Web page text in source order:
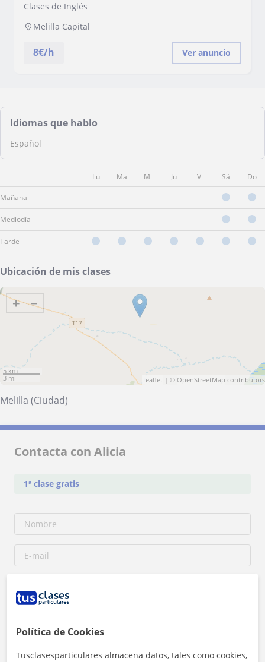
Clases de Inglés
Melilla Capital
8€/h Ver anuncio
Idiomas que hablo
Español
Lu Ma Mi Ju Vi Sá Do
Mañana
Mediodía
Tarde
Ubicación de mis clases
+ −
5 km
3 mi
Leaflet | © OpenStreetMap contributors
Melilla (Ciudad)
Contacta con Alicia
1ª clase gratis
Política de Cookies
Tusclasesparticulares almacena datos, tales como cookies,